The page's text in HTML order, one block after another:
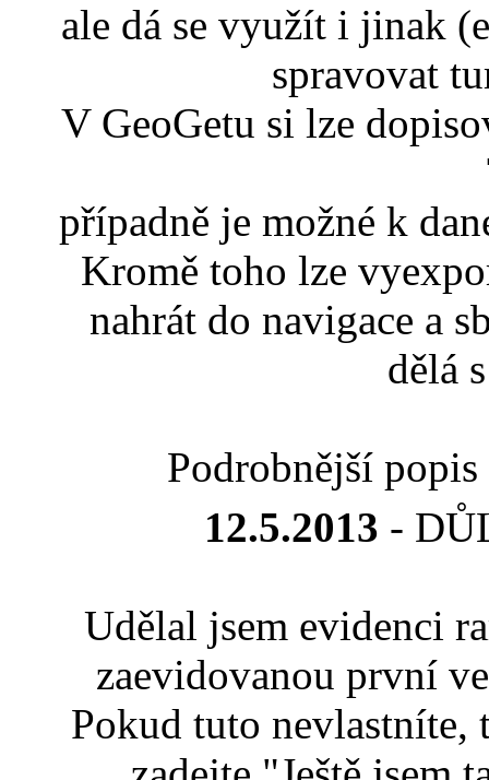
ale dá se využít i jinak
spravovat
V GeoGetu si lze
případně je možné k
Kromě toho lze
nahrát do navigace a
dělá
Podrobnější
12.5.2013 -
Udělal jsem evidenci
zaevidovanou první
Pokud tuto nevlastníte,